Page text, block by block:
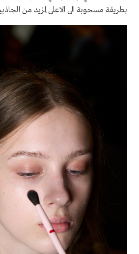
بطريقة مسحوبة الى الاعلى لمزيد من